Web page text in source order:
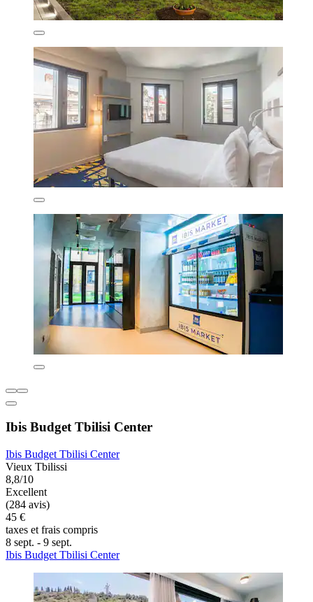
Ibis Budget Tbilisi Center
Ibis Budget Tbilisi Center
Vieux Tbilissi
8,8/10
Excellent
(284 avis)
45 €
taxes et frais compris
8 sept. - 9 sept.
Ibis Budget Tbilisi Center